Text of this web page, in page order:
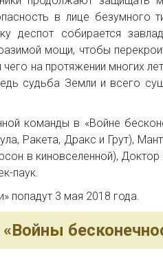
в лице безумного
деспот собирается
мощи, чтобы
на протяжении многих
судьба Земли и всего
команды в «Войне
Ракета, Дракс и Грут),
в киновселенной),
паук.
попадут 3 мая 2018 года.